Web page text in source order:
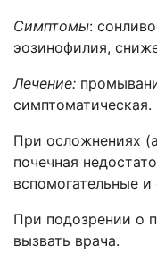
Симптомы:
эозинофилия,
Лечение:
симптоматическая.
При осложнениях
почечная
вспомогательные
При подозрении о
вызвать врача.